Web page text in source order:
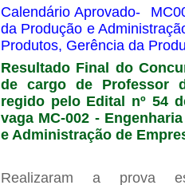
Calendário Aprovado-
da Produção e
Produtos, Gerência da
Resultado Final do
de cargo de Professor
regido pelo Edital nº 54
vaga MC-002 -
e Administração de
Realizaram a prova